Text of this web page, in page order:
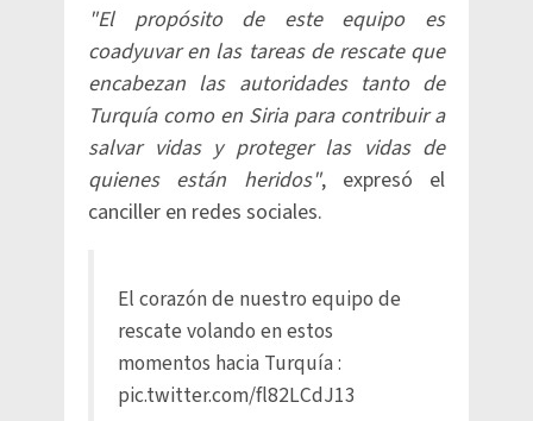
"El propósito de este equipo es
coadyuvar en las tareas de rescate que
encabezan las autoridades tanto de
Turquía como en Siria para contribuir a
salvar vidas y proteger las vidas de
quienes están heridos", expresó el
canciller en redes sociales.
El corazón de nuestro equipo de
rescate volando en estos
momentos hacia Turquía :
pic.twitter.com/fl82LCdJ13